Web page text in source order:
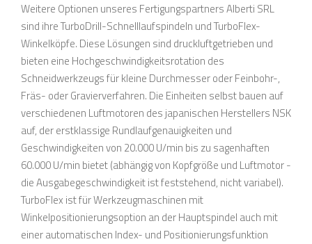
Weitere Optionen unseres Fertigungspartners Alberti SRL
sind ihre TurboDrill-Schnelllaufspindeln und TurboFlex-
Winkelköpfe. Diese Lösungen sind druckluftgetrieben und
bieten eine Hochgeschwindigkeitsrotation des
Schneidwerkzeugs für kleine Durchmesser oder Feinbohr-,
Fräs- oder Gravierverfahren. Die Einheiten selbst bauen auf
verschiedenen Luftmotoren des japanischen Herstellers NSK
auf, der erstklassige Rundlaufgenauigkeiten und
Geschwindigkeiten von 20.000 U/min bis zu sagenhaften
60.000 U/min bietet (abhängig von Kopfgröße und Luftmotor -
die Ausgabegeschwindigkeit ist feststehend, nicht variabel).
TurboFlex ist für Werkzeugmaschinen mit
Winkelpositionierungsoption an der Hauptspindel auch mit
einer automatischen Index- und Positionierungsfunktion